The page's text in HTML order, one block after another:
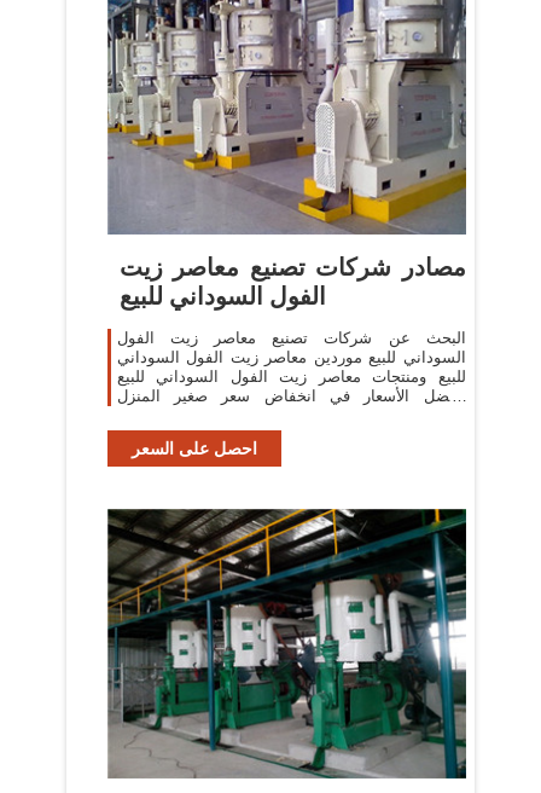
مصادر شركات تصنيع معاصر زيت
الفول السوداني للبيع
البحث عن شركات تصنيع معاصر زيت الفول
السوداني للبيع موردين معاصر زيت الفول السوداني
للبيع ومنتجات معاصر زيت الفول السوداني للبيع
بأفضل الأسعار في انخفاض سعر صغير المنزل
الفول السوداني
احصل على السعر